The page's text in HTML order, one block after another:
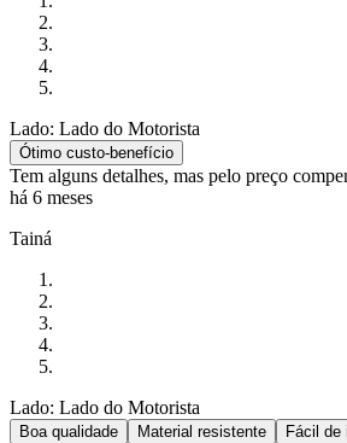
Lado: Lado do Motorista
Ótimo custo-benefício
Tem alguns detalhes, mas pelo preço
há 6 meses
Tainá
Lado: Lado do Motorista
Boa qualidade Material resistente Fácil de